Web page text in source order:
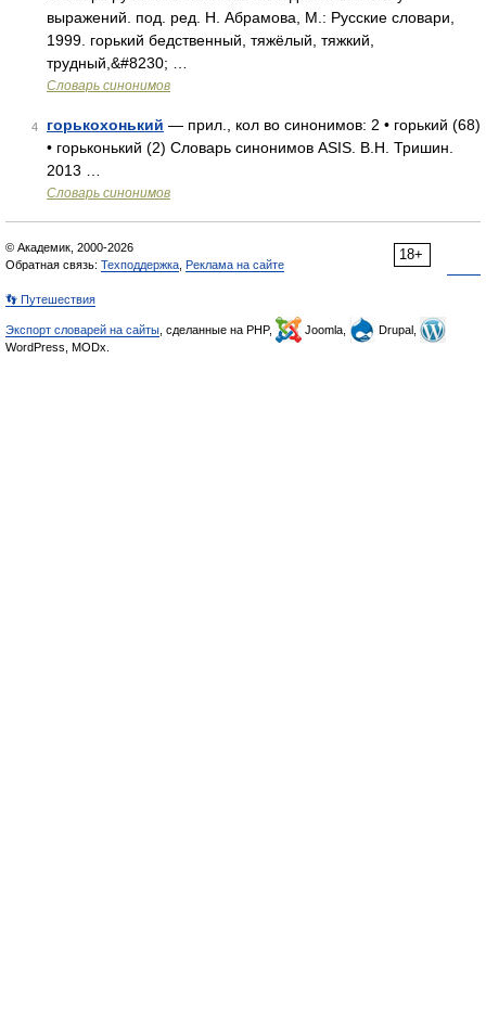
выражений. под. ред. Н. Абрамова, М.: Русские словари,
1999. горький бедственный, тяжёлый, тяжкий,
трудный,&#8230; …
Словарь синонимов
4 горькохонький — прил., кол во синонимов: 2 • горький (68)
• горьконький (2) Словарь синонимов ASIS. В.Н. Тришин.
2013 …
Словарь синонимов
18+
© Академик, 2000-2026
Обратная связь: Техподдержка Реклама на сайте
👣 Путешествия
Экспорт словарей на сайты , сделанные на PHP, Joomla,
Drupal,
WordPress, MODx.